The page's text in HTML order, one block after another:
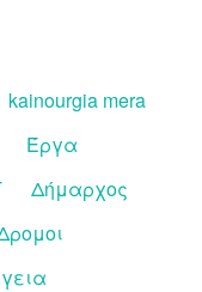
kainourgia mera
Έργα
Δήμαρχος